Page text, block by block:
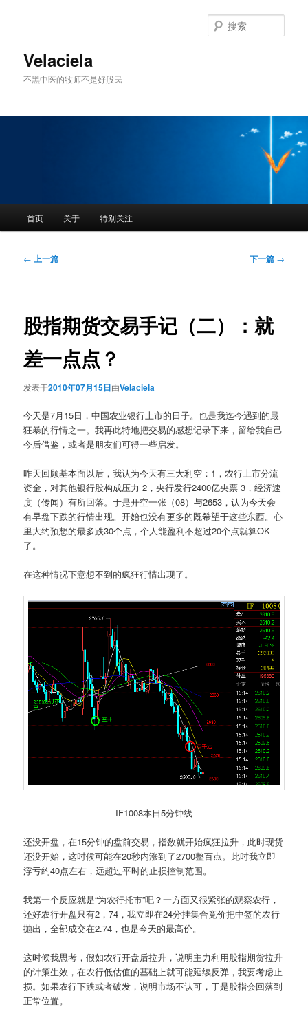
Velaciela
不黑中医的牧师不是好股民
索
首页 关于 特别关注
文
← 上一篇 下一篇 →
股指期货交易手记（二）：就
差一点点？
发表于2010年07月15日由Velaciela
今天是7月15日，中国农业银行上市的日子。也是我迄今遇到的最
狂暴的行情之一。我再此特地把交易的感想记录下来，留给我自己
今后借鉴，或者是朋友们可得一些启发。
昨天回顾基本面以后，我认为今天有三大利空：1，农行上市分流
资金，对其他银行股构成压力 2，央行发行2400亿央票 3，经济速
度（传闻）有所回落。于是开空一张（08）与2653，认为今天会
有早盘下跌的行情出现。开始也没有更多的既希望于这些东西。心
里大约预想的最多跌30个点，个人能盈利不超过20个点就算OK
了。
在这种情况下意想不到的疯狂行情出现了。
IF1008本日5分钟线
还没开盘，在15分钟的盘前交易，指数就开始疯狂拉升，此时现货
还没开始，这时候可能在20秒内涨到了2700整百点。此时我立即
浮亏约40点左右，远超过平时的止损控制范围。
我第一个反应就是“为农行托市”吧？一方面又很紧张的观察农行，
还好农行开盘只有2，74，我立即在24分挂集合竞价把中签的农行
抛出，全部成交在2.74，也是今天的最高价。
这时候我思考，假如农行开盘后拉升，说明主力利用股指期货拉升
的计策生效，在农行低估值的基础上就可能延续反弹，我要考虑止
损。如果农行下跌或者破发，说明市场不认可，于是股指会回落到
正常位置。